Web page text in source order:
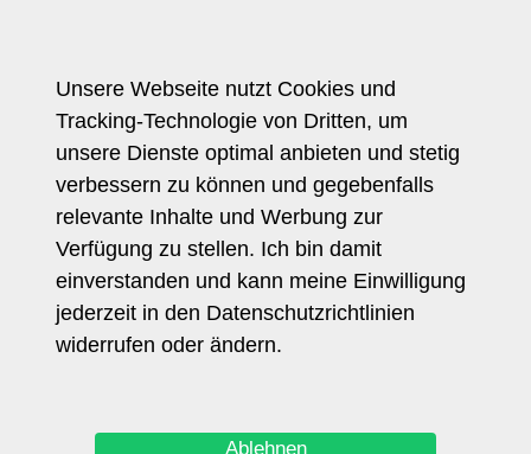
Pressestimmen
Journalistin
Referenzprojekte
Health Report
Trendcoach Blog
Home
Unsere Webseite nutzt Cookies und
Tracking-Technologie von Dritten, um
unsere Dienste optimal anbieten und stetig
verbessern zu können und gegebenfalls
relevante Inhalte und Werbung zur
Verfügung zu stellen. Ich bin damit
einverstanden und kann meine Einwilligung
jederzeit in den Datenschutzrichtlinien
widerrufen oder ändern.
Ablehnen